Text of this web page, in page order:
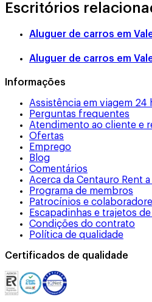
Escritórios
Aluguer de carros em
Aluguer de carros em
Informações
Assistência em viagem 24
Perguntas frequentes
Atendimento ao cliente e
Ofertas
Emprego
Blog
Comentários
Acerca da Centauro Rent a
Programa de membros
Patrocínios e
Escapadinhas e trajetos
Condições do contrato
Política de qualidade
Certificados de qualidade